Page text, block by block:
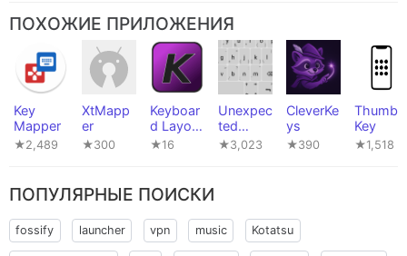
ПОХОЖИЕ ПРИЛОЖЕНИЯ
Key
Mapper
★2,489
XtMapp
er
★300
Keyboar
d Layout
Compani
★16
Unexpec
ted
Keyboar
★3,023
CleverKe
ys
★390
Thumb-
Key
★1,518
ПОПУЛЯРНЫЕ ПОИСКИ
fossify launcher vpn music Kotatsu